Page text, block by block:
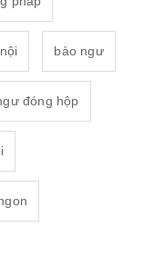
bào ngư
đóng hộp